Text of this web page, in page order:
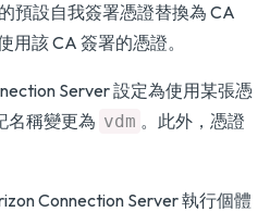
預設自我簽署憑證替換為 CA
用該 CA 簽署的憑證。
Server 設定為使用某張憑
名稱變更為 vdm 。此外，憑證
Connection Server 執行個體